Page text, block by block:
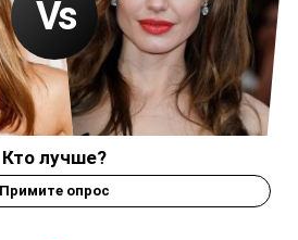
Кто лучше?
Примите опрос